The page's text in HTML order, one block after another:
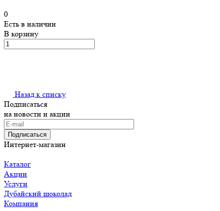
0
Есть в наличии
В корзину
Назад к списку
Подписаться
на новости и акции
Подписаться
Интернет-магазин
Каталог
Акции
Услуги
Дубайский шоколад
Компания